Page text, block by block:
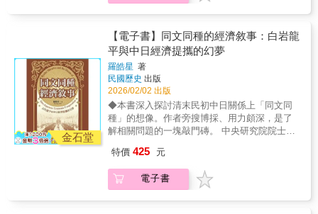
攘夷」思想高漲，這種相對穩定的關係開始出
現裂痕。作者將視角轉向幕末的「征韓論」思
潮，分析了其如何從一種應對西方威脅的國防
策略，逐漸演變為一種內在的國族擴張慾望。
明治維新後，日本踏上富國強兵的現代化道
路，過去那種夾雜著好奇與部分尊重的朝鮮
觀，迅速被一種建立在文明開化論與社會達爾
文主義之上的蔑視感所取代。朝鮮被描繪成一
個停滯、落後、需要被日本「指導」和「保
護」的對象。最後，本書闡述「鮮人」這種語
詞如何在政治、社會、文化等各個層面被系統
性地建構與傳播，並由一般性稱謂轉變為歧視
性稱謂。揭示這種被建構出來的蔑視觀，如何
替日本併吞朝鮮提供了思想上的正當性，也為
後來的殖民統治埋下了深刻的禍根。這不僅僅
之外，本書另輔以詳盡的歷史背景導讀與視察
證日治時期臺灣商人跨海視察的珍貴史料。翻
開本書，您將與蔡桑一同穿越八十五年的時
空，重回戰前昭和的日本，細細品味這趟夢幻
的摩登紀行。★各界好評推薦★工頭堅｜知名
日本歷史旅遊YouTuber旅行長王可樂｜王可樂
日語創辦人呂紹理｜國立臺灣大學歷史學系教
授蔡錦堂｜臺灣師範大學臺灣史研究所兼任教
授簡嫚書｜演員鍾淑敏｜中央研究院臺灣史研
反大辯論⚾︎只花四個月建成的「甲子園」為何
成為高校野球聖地？⚾︎日本野球的發展，竟然
和鐵路事業有關？⚾︎「野球王」貝比魯斯v.s.澤
村榮治的世紀對戰⚾︎悲痛鎮魂……二戰後的日
本野球如何重生？日本野球的起源眾說紛紜，
大致可追溯至1870年代「美國教師教導學生打
棒球」的共同記憶。但有趣的是，日本野球的
發展，似乎一開始就註定走上與美國不同的道
路──特重品格、追求鍛鍊、強調榮譽，形成抗
拒追求商業利益的精神性格。是什麼樣的時代
代名詞，培養出風靡全球的超級球員？臺灣棒
球又如何受到日本野球的影響成為「國球」？
「嘉農」吳明捷和其他赴日的臺灣球員到底有
金石堂
【電子書】同文同種的經濟敘事：白岩龍
平與中日經濟提攜的幻夢
羅皓星 著
民國歷史 出版
2026/02/02 出版
◆本書深入探討清末民初中日關係上「同文同
種」的想像。作者旁搜博採、用力頗深，是了
解相關問題的一塊敲門磚。 中央研究院院士──
雜關係所反映出的利用與反利用、對抗與妥
協、時而和諧時而相忤的各種矛盾情勢變遷，
提供不同視野的觀察，對於研究戰前中日關
特價 425 元
電子書